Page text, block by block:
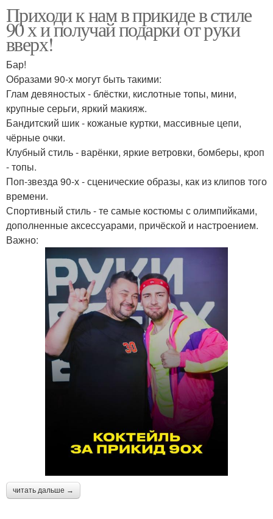
Приходи к нам в прикиде в стиле
90 х и получай подарки от руки
вверх!
Бар!
Образами 90-х могут быть такими:
Глам девяностых - блёстки, кислотные топы, мини,
крупные серьги, яркий макияж.
Бандитский шик - кожаные куртки, массивные цепи,
чёрные очки.
Клубный стиль - варёнки, яркие ветровки, бомберы, кроп
- топы.
Поп-звезда 90-х - сценические образы, как из клипов того
времени.
Спортивный стиль - те самые костюмы с олимпийками,
дополненные аксессуарами, причёской и настроением.
Важно:
читать дальше →